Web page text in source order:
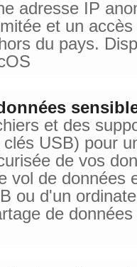
adresse IP
et un
du pays.
et des
USB) pour
de vos
vol de données
ou d'un
de